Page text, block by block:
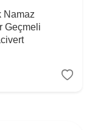
Namaz
Geçmeli